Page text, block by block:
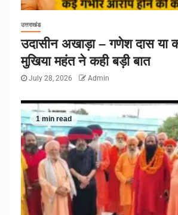
उत्तराखंड
उदासीन अखाड़ा – गणेश दास या
मुखिया महंत ने कही बड़ी बात
July 28, 2026 Admin
1 min read